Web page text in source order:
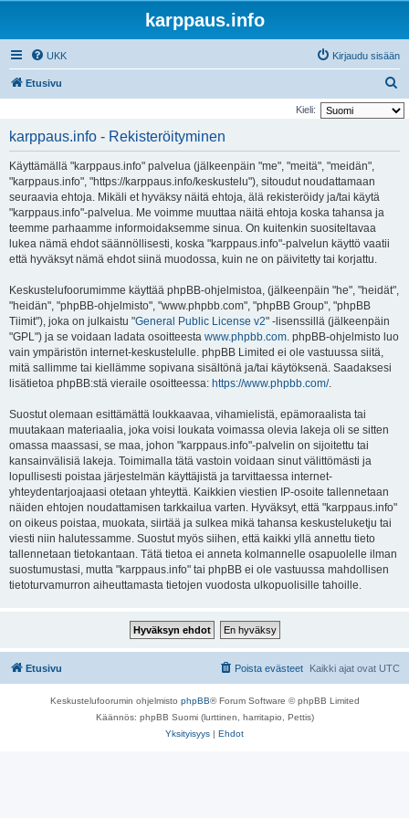
karppaus.info
UKK Kirjaudu sisään
Etusivu
t
Kieli:
karppaus.info - Rekisteröityminen
Käyttämällä "karppaus.info" palvelua (jälkeenpäin "me", "meitä", "meidän",
"karppaus.info", "https://karppaus.info/keskustelu"), sitoudut noudattamaan
seuraavia ehtoja. Mikäli et hyväksy näitä ehtoja, älä rekisteröidy ja/tai käytä
"karppaus.info"-palvelua. Me voimme muuttaa näitä ehtoja koska tahansa ja
teemme parhaamme informoidaksemme sinua. On kuitenkin suositeltavaa
lukea nämä ehdot säännöllisesti, koska "karppaus.info"-palvelun käyttö vaatii
että hyväksyt nämä ehdot siinä muodossa, kuin ne on päivitetty tai korjattu.
Keskustelufoorumimme käyttää phpBB-ohjelmistoa, (jälkeenpäin "he", "heidät",
"heidän", "phpBB-ohjelmisto", "www.phpbb.com", "phpBB Group", "phpBB
Tiimit"), joka on julkaistu "General Public License v2" -lisenssillä (jälkeenpäin
"GPL") ja se voidaan ladata osoitteesta www.phpbb.com. phpBB-ohjelmisto luo
vain ympäristön internet-keskustelulle. phpBB Limited ei ole vastuussa siitä,
mitä sallimme tai kiellämme sopivana sisältönä ja/tai käytöksenä. Saadaksesi
lisätietoa phpBB:stä vieraile osoitteessa: https://www.phpbb.com/.
Suostut olemaan esittämättä loukkaavaa, vihamielistä, epämoraalista tai
muutakaan materiaalia, joka voisi loukata voimassa olevia lakeja oli se sitten
omassa maassasi, se maa, johon "karppaus.info"-palvelin on sijoitettu tai
kansainvälisiä lakeja. Toimimalla tätä vastoin voidaan sinut välittömästi ja
lopullisesti poistaa järjestelmän käyttäjistä ja tarvittaessa internet-
yhteydentarjoajaasi otetaan yhteyttä. Kaikkien viestien IP-osoite tallennetaan
näiden ehtojen noudattamisen tarkkailua varten. Hyväksyt, että "karppaus.info"
on oikeus poistaa, muokata, siirtää ja sulkea mikä tahansa keskusteluketju tai
viesti niin halutessamme. Suostut myös siihen, että kaikki yllä annettu tieto
tallennetaan tietokantaan. Tätä tietoa ei anneta kolmannelle osapuolelle ilman
suostumustasi, mutta "karppaus.info" tai phpBB ei ole vastuussa mahdollisen
tietoturvamurron aiheuttamasta tietojen vuodosta ulkopuolisille tahoille.
Etusivu Kaikki ajat ovat UTC
Poista evästeet
Keskustelufoorumin ohjelmisto phpBB® Forum Software © phpBB Limited
Käännös: phpBB Suomi (lurttinen, harritapio, Pettis)
Yksityisyys | Ehdot